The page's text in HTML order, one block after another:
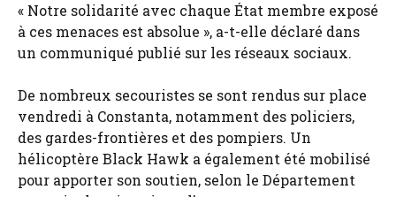
« Notre solidarité avec chaque État membre exposé
à ces menaces est absolue », a-t-elle déclaré dans
un communiqué publié sur les réseaux sociaux.
De nombreux secouristes se sont rendus sur place
vendredi à Constanta, notamment des policiers,
des gardes-frontières et des pompiers. Un
hélicoptère Black Hawk a également été mobilisé
pour apporter son soutien, selon le Département